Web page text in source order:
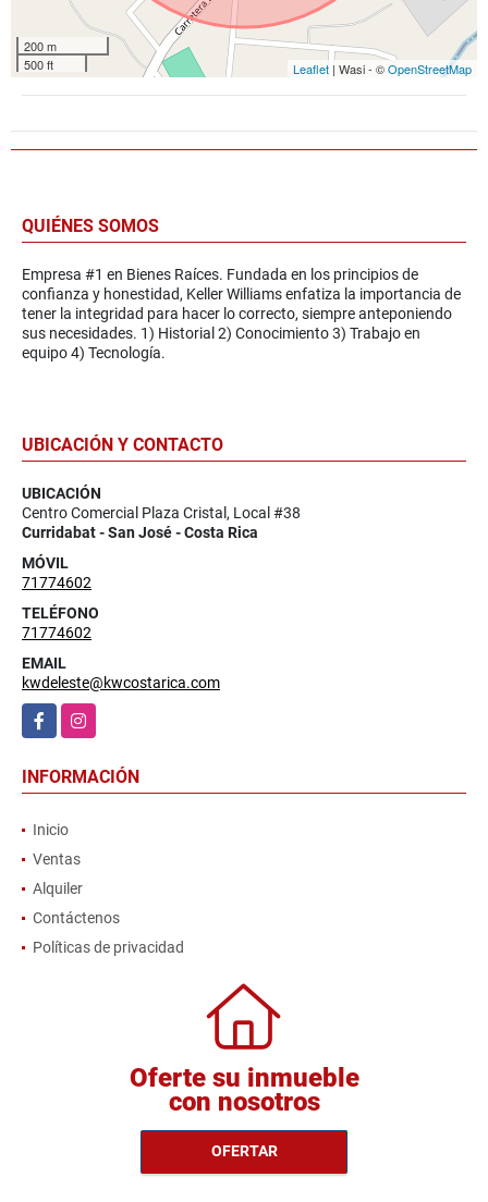
200 m
500 ft
Leaflet | Wasi - ©OpenStreetMap
QUIÉNES SOMOS
Empresa #1 en Bienes Raíces. Fundada en los principios de
confianza y honestidad, Keller Williams enfatiza la importancia de
tener la integridad para hacer lo correcto, siempre anteponiendo
sus necesidades. 1) Historial 2) Conocimiento 3) Trabajo en
equipo 4) Tecnología.
UBICACIÓN Y CONTACTO
UBICACIÓN
Centro Comercial Plaza Cristal, Local #38
Curridabat - San José - Costa Rica
MÓVIL
71774602
TELÉFONO
71774602
EMAIL
kwdeleste@kwcostarica.com
FacebookInstagram
INFORMACIÓN
Inicio
Ventas
Alquiler
Contáctenos
Políticas de privacidad
Oferte su inmueble
con nosotros
OFERTAR